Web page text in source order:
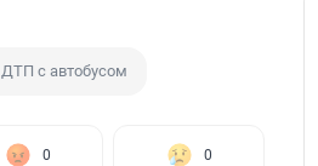
ДТП с автобусом
0 0